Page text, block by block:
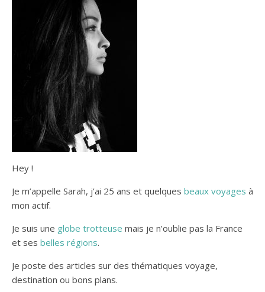
Hey !
Je m’appelle Sarah, j’ai 25 ans et quelques beaux voyages à
mon actif.
Je suis une globe trotteuse mais je n’oublie pas la France
et ses belles régions.
Je poste des articles sur des thématiques voyage,
destination ou bons plans.